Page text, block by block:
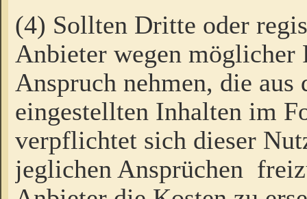
(4) Sollten Dritte oder
Anbieter wegen möglicher
Anspruch nehmen, die
eingestellten Inhalten im
verpflichtet sich dieser
jeglichen Ansprüchen